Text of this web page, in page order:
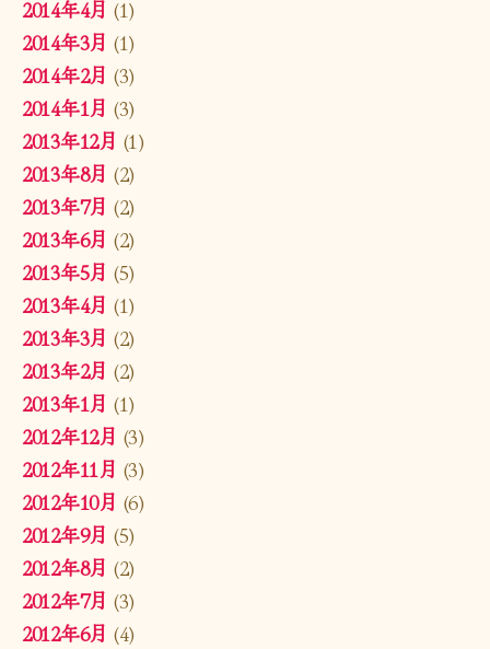
2014年4月 (1)
2014年3月 (1)
2014年2月 (3)
2014年1月 (3)
2013年12月 (1)
2013年8月 (2)
2013年7月 (2)
2013年6月 (2)
2013年5月 (5)
2013年4月 (1)
2013年3月 (2)
2013年2月 (2)
2013年1月 (1)
2012年12月 (3)
2012年11月 (3)
2012年10月 (6)
2012年9月 (5)
2012年8月 (2)
2012年7月 (3)
2012年6月 (4)